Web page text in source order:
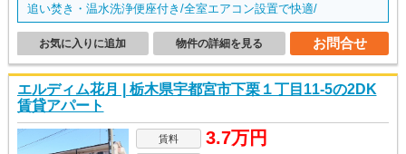
追い焚き・温水洗浄便座付き/全室エアコン設置で快適/
お問合せ
物件の詳細を見る
お気に入りに追加
エルディム花月 | 栃木県宇都宮市下栗１丁目11-5の2DK
賃貸アパート
賃料 3.7万円